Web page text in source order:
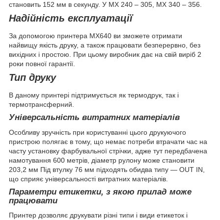
становить 152 мм в секунду. У MX 240 – 305, MX 340 – 356.
Надійність експлуатації
За допомогою принтера МХ640 ви зможете отримати
найвищу якість друку, а також працювати безперервно, без
вихідних і простою. При цьому виробник дає на свій виріб 2
роки повної гарантії.
Тип друку
В даному принтері підтримується як термодрук, так і
термотрансферний.
Універсальність витратних матеріалів
Особливу зручність при користуванні цього друкуючого
пристрою полягає в тому, що немає потреби втрачати час на
часту установку фарбувальної стрічки, адже тут передбачена
намотування 600 метрів, діаметр рулону може становити
203,2 мм Під втулку 76 мм підходять обидва типу ― OUT IN,
що сприяє універсальності витратних матеріалів.
Параметри етикетки, з якою прилад може
працювати
Принтер дозволяє друкувати різні типи і види етикеток і